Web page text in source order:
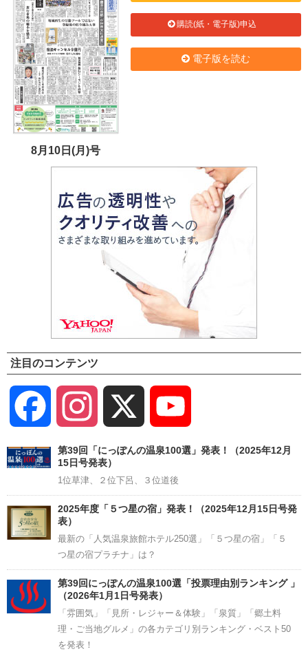
8月10日(月)号
購読(紙・電子版)申込
電子版を読む
注目のコンテンツ
Facebook Instagram
Channel
第39回「にっぽんの温泉100選」発表！（2025年12月
15日号発表）
1位草津、２位下呂、３位道後
2025年度「５つ星の宿」発表！（2025年12月15日号発
表）
最新の「人気温泉旅館ホテル250選」「５つ星の宿」「５
つ星の宿プラチナ」は？
第39回にっぽんの温泉100選「投票理由別ランキング 」
（2026年1月1日号発表）
「雰囲気」「見所・レジャー＆体験」「泉質」「郷土料
理・ご当地グルメ」の各カテゴリ別ランキング・ベスト50
を発表！